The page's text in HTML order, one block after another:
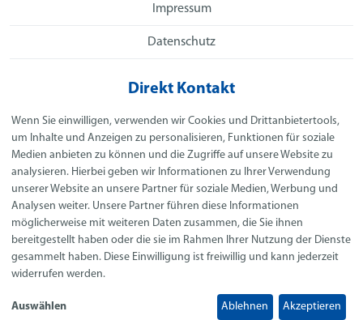
Impressum
Datenschutz
Direkt Kontakt
Spielhoff GmbH
Clausewitzstr. 99
42389 Wuppertal
Telefon:+49 202 769680
E-Mail:info@spielhoff.de
Social Media
Datenschutzeinstellungen anpassen
Wenn Sie einwilligen, verwenden wir Cookies und Drittanbietertools,
um Inhalte und Anzeigen zu personalisieren, Funktionen für soziale
Medien anbieten zu können und die Zugriffe auf unsere Website zu
analysieren. Hierbei geben wir Informationen zu Ihrer Verwendung
unserer Website an unsere Partner für soziale Medien, Werbung und
Analysen weiter. Unsere Partner führen diese Informationen
möglicherweise mit weiteren Daten zusammen, die Sie ihnen
bereitgestellt haben oder die sie im Rahmen Ihrer Nutzung der Dienste
gesammelt haben. Diese Einwilligung ist freiwillig und kann jederzeit
widerrufen werden.
Auswählen Ablehnen Akzeptieren